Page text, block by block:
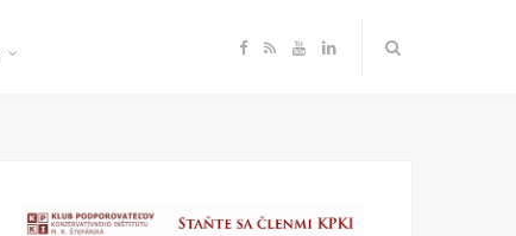
F
e
R Y
T
L
k